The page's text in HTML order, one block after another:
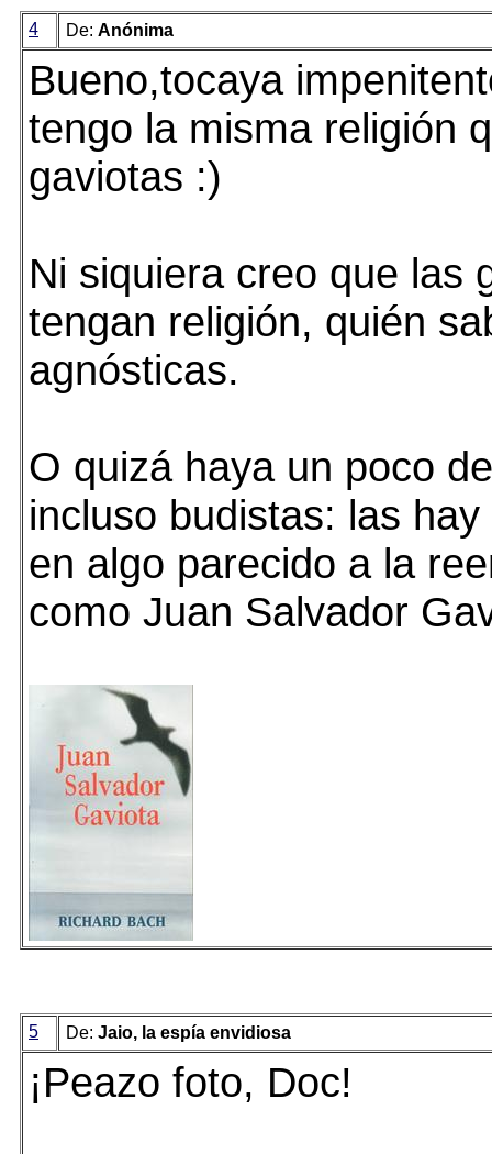
4 De: Anónima
Bueno,tocaya
tengo la misma religión
gaviotas :)
Ni siquiera creo que las
tengan religión, quién
agnósticas.
O quizá haya un poco
incluso budistas: las
en algo parecido a la
como Juan Salvador
5 De: Jaio, la espía envidiosa
¡Peazo foto, Doc!